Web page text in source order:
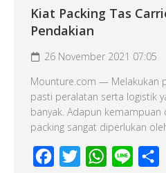
Kiat Packing Tas
Pendakian
26 November 2021 07:05
Mounture.com — Melakukan
pasti peralatan serta logistik
banyak. Adapun
packing sangat diperlukan
Facebook
Twitter WhatsApp
Line